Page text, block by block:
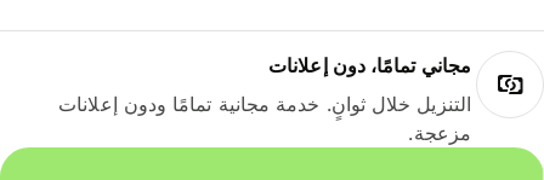
مجاني تمامًا، دون إعلانات
التنزيل خلال ثوانٍ. خدمة مجانية تمامًا ودون إعلانات
مزعجة.